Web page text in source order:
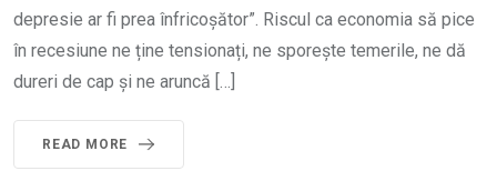
depresie ar fi prea înfricoșător”. Riscul ca economia să pice
în recesiune ne ține tensionați, ne sporește temerile, ne dă
dureri de cap și ne aruncă […]
READ MORE